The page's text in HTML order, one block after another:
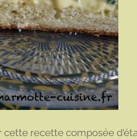
recette composée